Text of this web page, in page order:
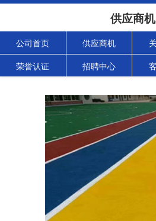
供应商机
公司首页 供应商机
荣誉认证 招聘中心